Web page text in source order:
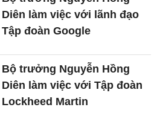
Diên làm việc với lãnh đạo
Tập đoàn Google
Bộ trưởng Nguyễn Hồng
Diên làm việc với Tập đoàn
Lockheed Martin